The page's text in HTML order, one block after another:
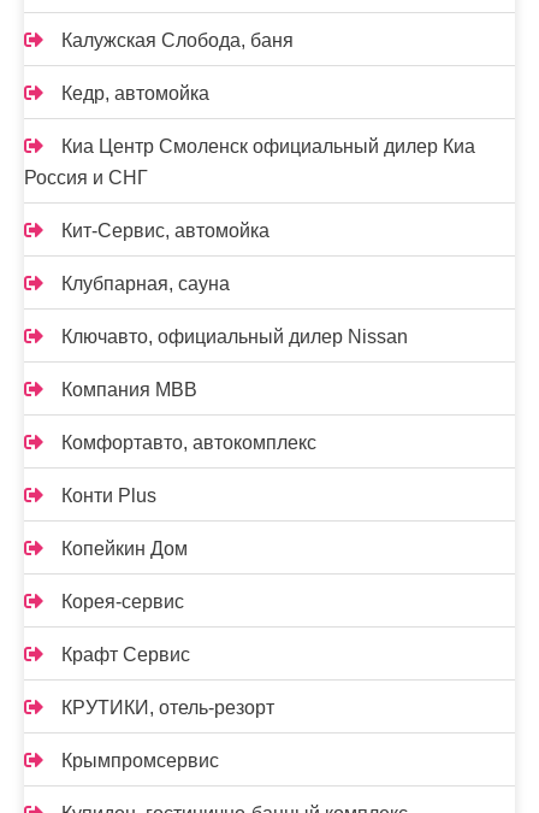
Калужская Слобода, баня
Кедр, автомойка
Киа Центр Смоленск официальный дилер Киа
Россия и СНГ
Кит-Сервис, автомойка
Клубпарная, сауна
Ключавто, официальный дилер Nissan
Компания МВВ
Комфортавто, автокомплекс
Конти Plus
Копейкин Дом
Корея-сервис
Крафт Сервис
КРУТИКИ, отель-резорт
Крымпромсервис